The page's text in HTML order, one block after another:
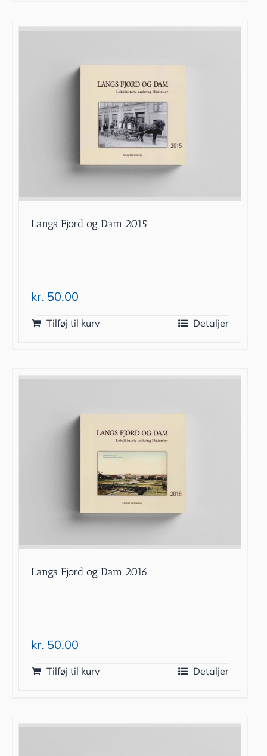
Langs Fjord og Dam 2015
kr. 50.00
Tilføj til kurv Detaljer
Langs Fjord og Dam 2016
kr. 50.00
Tilføj til kurv Detaljer